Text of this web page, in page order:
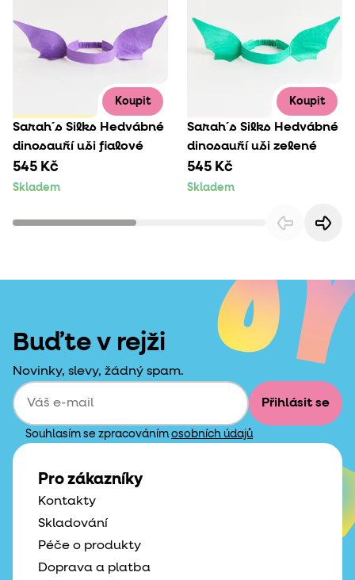
Koupit
Sarah´s Silks Hedvábné
dinosauří uši fialové
545 Kč
Skladem
Koupit
Sarah´s Silks Hedvábné
dinosauří uši zelené
545 Kč
Skladem
Buďte v rejži
Novinky, slevy, žádný spam.
Přihlásit se
Souhlasím se zpracováním osobních údajů
Pro zákazníky
Kontakty
Skladování
Péče o produkty
Doprava a platba